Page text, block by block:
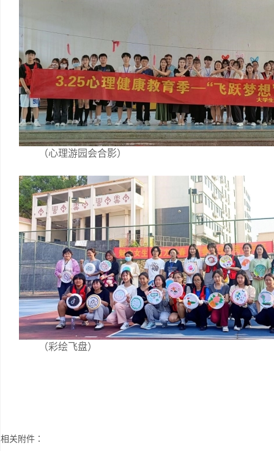
（心理游园会合影）
（彩绘飞盘）
相关附件：